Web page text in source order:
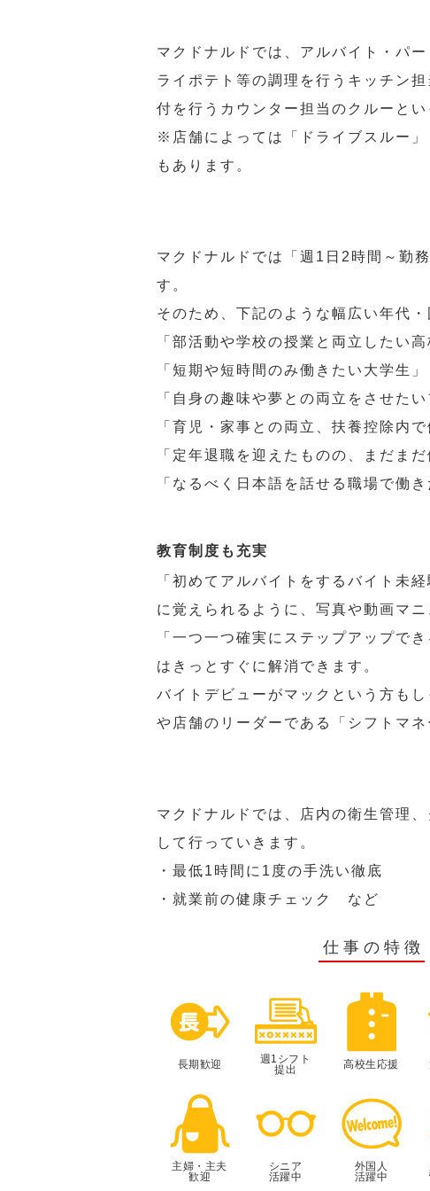
マクドナルドでは、アルバイト・パ
ライポテト等の調理を行うキッチン
付を行うカウンター担当のクルーと
※店舗によっては「ドライブスルー
もあります。
マクドナルドでは「週1日2時間～勤
す。
そのため、下記のような幅広い年代
「部活動や学校の授業と両立したい高
「短期や短時間のみ働きたい大学生」
「自身の趣味や夢との両立をさせたい
「育児・家事との両立、扶養控除内
「定年退職を迎えたものの、まだまだ
「なるべく日本語を話せる職場で働
教育制度も充実
「初めてアルバイトをするバイト未
に覚えられるように、写真や動画マ
「一つ一つ確実にステップアップで
はきっとすぐに解消できます。
バイトデビューがマックという方も
や店舗のリーダーである「シフトマ
マクドナルドでは、店内の衛生管理
して行っていきます。
・最低1時間に1度の手洗い徹底
・就業前の健康チェック など
仕事の特徴
長期歓迎
週1シフト
提出
高校生応援
主婦・主夫
歓迎
シニア
活躍中
外国人
活躍中